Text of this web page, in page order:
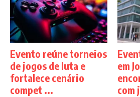
Evento reúne torneios
de jogos de luta e
fortalece cenário
compet ...
em
com